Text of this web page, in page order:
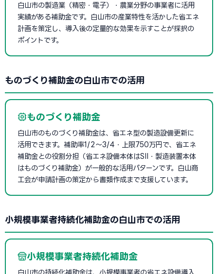
白山市の製造業（精密・電子）・農業分野の事業者に活用
実績がある補助金です。白山市の産業特性を活かした省エネ
計画を策定し、導入後の定量的な効果を示すことが採択の
ポイントです。
ものづくり補助金の白山市での活用
ものづくり補助金
白山市のものづくり補助金は、省エネ型の製造設備更新に
活用できます。補助率1/2〜3/4・上限750万円で、省エネ
補助金との役割分担（省エネ設備本体はSII・製造装置本体
はものづくり補助金）が一般的な活用パターンです。白山商
工会が申請計画の策定から書類作成まで支援しています。
小規模事業者持続化補助金の白山市での活用
小規模事業者持続化補助金
白山市の持続化補助金は、小規模事業者の省エネ設備導入